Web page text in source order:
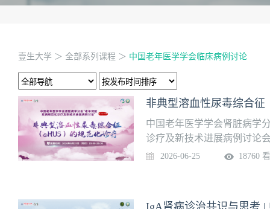
壹生大学 ＞ 全部系列课程 ＞ 中国老年医学学会临床病例讨论
中国老年医学学会肾脏病学
诊疗及新技术进展病例讨论
与临床经验分享。第36期病
2026-06-25 18760
IgA肾病诊治共识与思考 |